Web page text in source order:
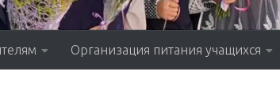
Организация питания учащихся